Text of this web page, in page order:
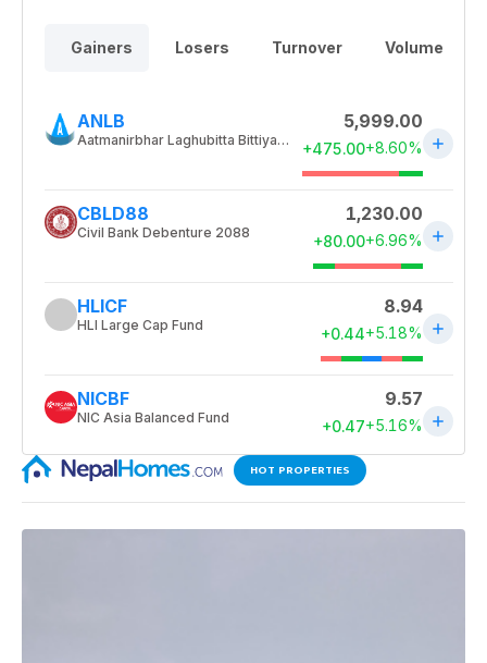
HOT PROPERTIES